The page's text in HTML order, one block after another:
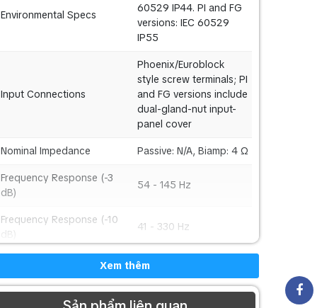
Environmental Specs
60529 IP44. PI and FG
versions: IEC 60529
IP55
Input Connections
Phoenix/Euroblock
style screw terminals; PI
and FG versions include
dual-gland-nut input-
panel cover
Nominal Impedance Passive: N/A, Biamp: 4 Ω
Frequency Response (-3
dB)
54 - 145 Hz
Frequency Response (-10
dB)
41 - 330 Hz
Recommended High-Pass
Frequency
45 Hz
Sensitivity 1 W/1 m 100 dB
Xem thêm